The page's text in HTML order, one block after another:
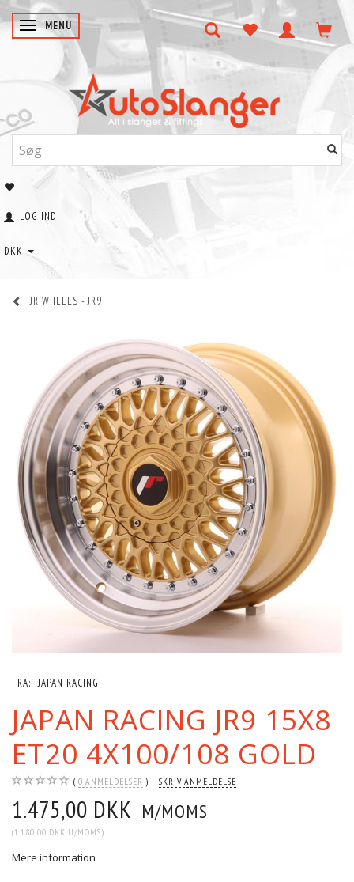
SKIFTE NAVIGATION
MENU
LOG IND
DKK
JR WHEELS - JR9
FRA: JAPAN RACING
JAPAN RACING JR9 15X8
ET20 4X100/108 GOLD
0 ANMELDELSER SKRIV ANMELDELSE
1.475,00 DKK M/MOMS
(1.180,00 DKK U/MOMS)
Mere information